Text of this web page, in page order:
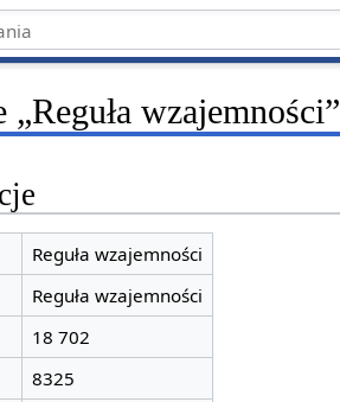
wzajemności”
Reguła wzajemności
Reguła wzajemności
18 702
8325